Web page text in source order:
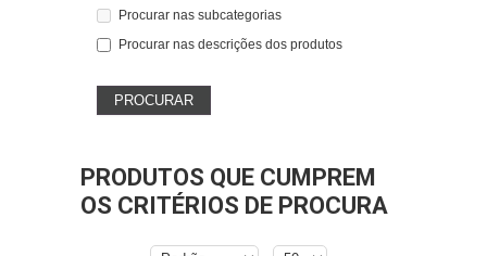
Procurar nas subcategorias
Procurar nas descrições dos produtos
PRODUTOS QUE CUMPREM
OS CRITÉRIOS DE PROCURA